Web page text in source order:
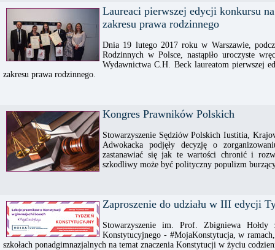
Laureaci pierwszej edycji konkursu
zakresu prawa rodzinnego
Dnia 19 lutego 2017 roku w Warszawie,
Rodzinnych w Polsce, nastąpiło uroczyste
Wydawnictwa C.H. Beck laureatom pierwszej
zakresu prawa rodzinnego.
Kongres Prawników Polskich
Stowarzyszenie Sędziów Polskich Iustitia,
Adwokacka podjęły decyzję o
zastanawiać się jak te wartości chronić i
szkodliwy może być polityczny populizm
Zaproszenie do udziału w III edycji
Stowarzyszenie im. Prof. Zbigniewa
Konstytucyjnego - #MojaKonstytucja, w
szkołach ponadgimnazjalnych na temat znaczenia Konstytucji w życiu